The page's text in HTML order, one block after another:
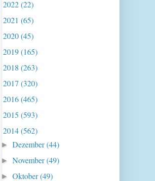
2022(22)
2021 (65)
2020(45)
2019(165)
2018 (263)
2017 (320)
2016(465)
2015 (593)
2014(562)
►Dezember(44)
►November(49)
►Oktober(49)